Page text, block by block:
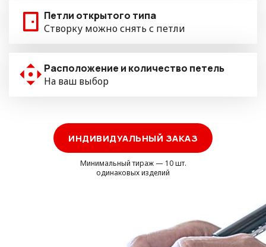
Петли открытого типа
Створку можно снять с петли
Расположение и количество петель
На ваш выбор
ИНДИВИДУАЛЬНЫЙ ЗАКАЗ
Минимальный тираж — 10 шт.
одинаковых изделий